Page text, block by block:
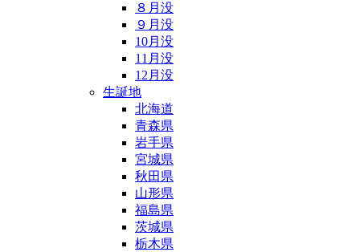
８月没
９月没
10月没
11月没
12月没
生誕地
北海道
青森県
岩手県
宮城県
秋田県
山形県
福島県
茨城県
栃木県